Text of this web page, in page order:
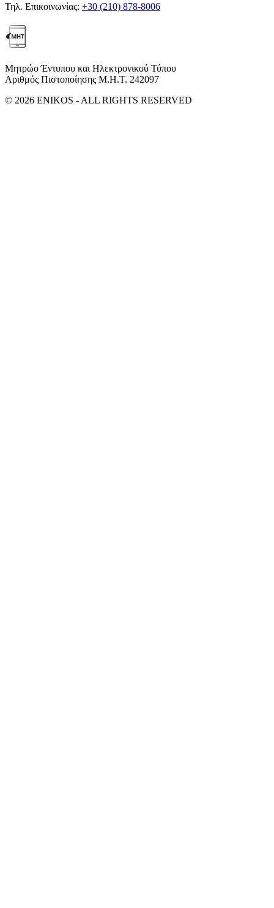
Τηλ. Επικοινωνίας: +30 (210) 878-8006
Μητρώο Έντυπου και Ηλεκτρονικού Τύπου
Αριθμός Πιστοποίησης Μ.Η.Τ. 242097
© 2026 ENIKOS - ALL RIGHTS RESERVED